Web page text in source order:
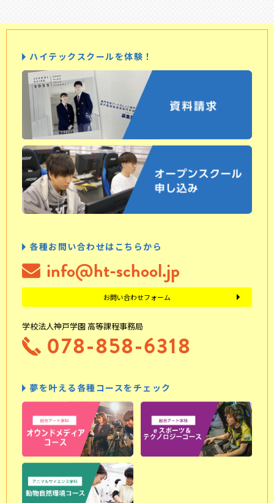
ハイテックスクールを体験！
各種お問い合わせはこちらから
info@ht-school.jp
お問い合わせフォーム
学校法人神戸学園 高等課程事務局
078-858-6318
夢を叶える各種コースをチェック